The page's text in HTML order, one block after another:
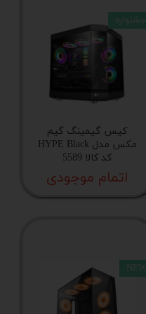
کیس گیمینگ گیم
مکس مدل HYPE Black
کد کالا 5589
اتمام موجودی
جشنواره
NEW